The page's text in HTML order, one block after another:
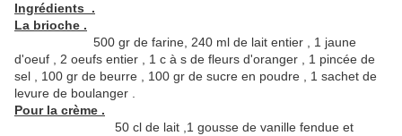
Ingrédients .
La brioche .
500 gr de farine, 240 ml de lait entier , 1 jaune
d'oeuf , 2 oeufs entier , 1 c à s de fleurs d'oranger , 1 pincée de
sel , 100 gr de beurre , 100 gr de sucre en poudre , 1 sachet de
levure de boulanger .
Pour la crème .
50 cl de lait ,1 gousse de vanille fendue et